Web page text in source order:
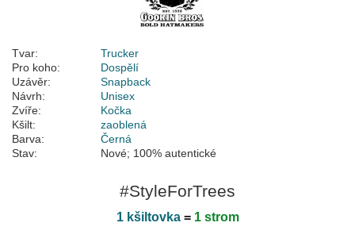
Tvar:
Trucker
Pro koho:
Dospělí
Uzávěr:
Snapback
Návrh:
Unisex
Zvíře:
Kočka
Kšilt:
zaoblená
Barva:
Černá
Stav:
Nové; 100% autentické
#StyleForTrees
1 kšiltovka= 1 strom